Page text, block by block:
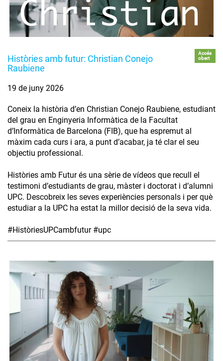
Històries amb futur: Christian Conejo
Raubiene
Accés
obert
19 de juny 2026
Coneix la història d’en Christian Conejo Raubiene, estudiant
del grau en Enginyeria Informàtica de la Facultat
d’Informàtica de Barcelona (FIB), que ha espremut al
màxim cada curs i ara, a punt d’acabar, ja té clar el seu
objectiu professional.
Històries amb Futur és una sèrie de vídeos que recull el
testimoni d’estudiants de grau, màster i doctorat i d’alumni
UPC. Descobreix les seves experiències personals i per què
estudiar a la UPC ha estat la millor decisió de la seva vida.
#HistòriesUPCambfutur #upc